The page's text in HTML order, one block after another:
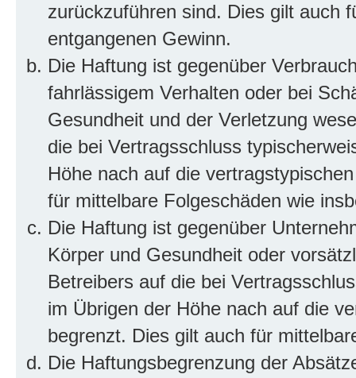
zurückzuführen sind. Dies gilt auch
entgangenen Gewinn.
Die Haftung ist gegenüber
fahrlässigem Verhalten oder bei
Gesundheit und der Verletzung
die bei Vertragsschluss
Höhe nach auf die
für mittelbare Folgeschäden wie
Die Haftung ist gegenüber
Körper und Gesundheit oder
Betreibers auf die bei
im Übrigen der Höhe nach auf die
begrenzt. Dies gilt auch für
Die Haftungsbegrenzung der